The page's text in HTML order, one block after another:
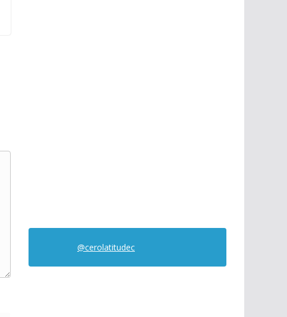
@cerolatitudec